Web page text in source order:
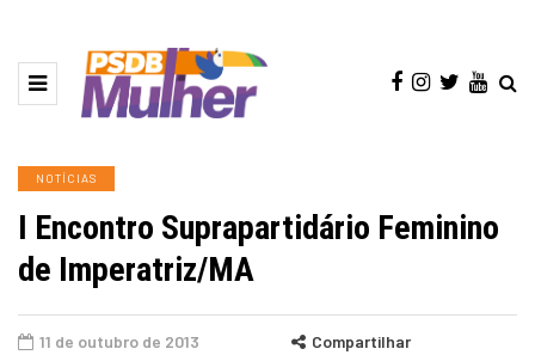
NOTÍCIAS
I Encontro Suprapartidário Feminino
de Imperatriz/MA
11 de outubro de 2013 Compartilhar